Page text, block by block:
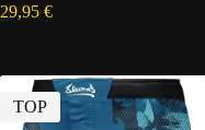
29,95 €
TOP